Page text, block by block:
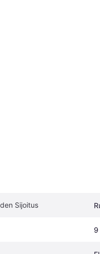
Sijoitus
9